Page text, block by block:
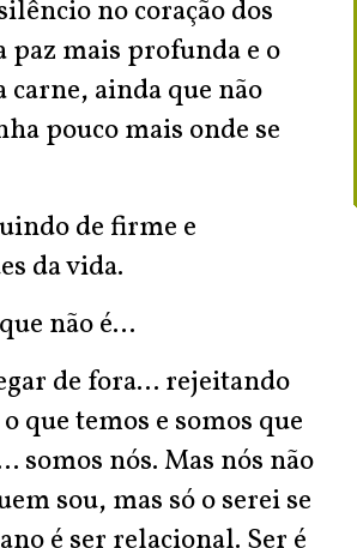
no coração dos
paz mais profunda e o
carne, ainda que não
pouco mais onde se
de firme e
da vida.
não é...
de fora... rejeitando
que temos e somos que
somos nós. Mas nós não
sou, mas só o serei se